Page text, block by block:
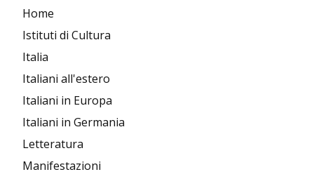
Home
Istituti di Cultura
Italia
Italiani all'estero
Italiani in Europa
Italiani in Germania
Letteratura
Manifestazioni